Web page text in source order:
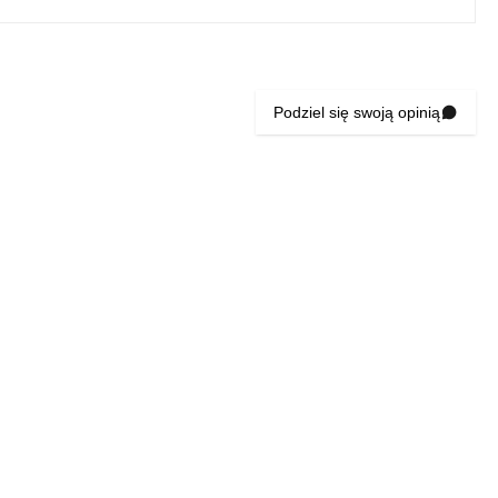
Podziel się swoją opinią